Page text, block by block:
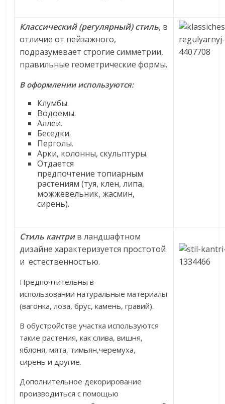
Классический (регулярный) стиль, в
отличие от пейзажного,
подразумевает строгие симметрии,
правильные геометрические формы.
В оформлении используются:
Клумбы.
Водоемы.
Аллеи.
Беседки.
Перголы.
Арки, колонны, скульптуры.
Отдается
предпочтение топиарным
растениям (туя, клен, липа,
можжевельник, жасмин,
сирень).
Стиль кантрив ландшафтном
дизайне характеризуется простотой
и естественностью.
Предпочтительны в
использовании натуральные материалы
(вагонка, лоза, брус, камень, гравий).
В обустройстве участка используются
такие растения, как слива, вишня,
яблоня, мята, тимьян,черемуха,
сирень и другие.
Дополнительное декорирование
производиться с помощью